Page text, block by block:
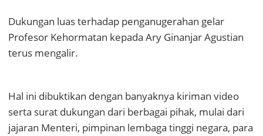
Dukungan luas terhadap penganugerahan gelar
Profesor Kehormatan kepada Ary Ginanjar Agustian
terus mengalir.
Hal ini dibuktikan dengan banyaknya kiriman video
serta surat dukungan dari berbagai pihak, mulai dari
jajaran Menteri, pimpinan lembaga tinggi negara, para